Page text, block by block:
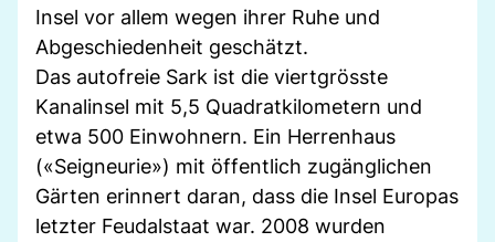
Insel vor allem wegen ihrer Ruhe und
Abgeschiedenheit geschätzt.
Das autofreie Sark ist die viertgrösste
Kanalinsel mit 5,5 Quadratkilometern und
etwa 500 Einwohnern. Ein Herrenhaus
(«Seigneurie») mit öffentlich zugänglichen
Gärten erinnert daran, dass die Insel Europas
letzter Feudalstaat war. 2008 wurden